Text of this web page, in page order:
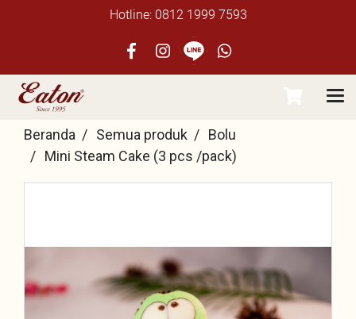
Hotline: 0812 1999 7593
Beranda Semua produk
Bolu
Mini Steam Cake (3 pcs /pack)